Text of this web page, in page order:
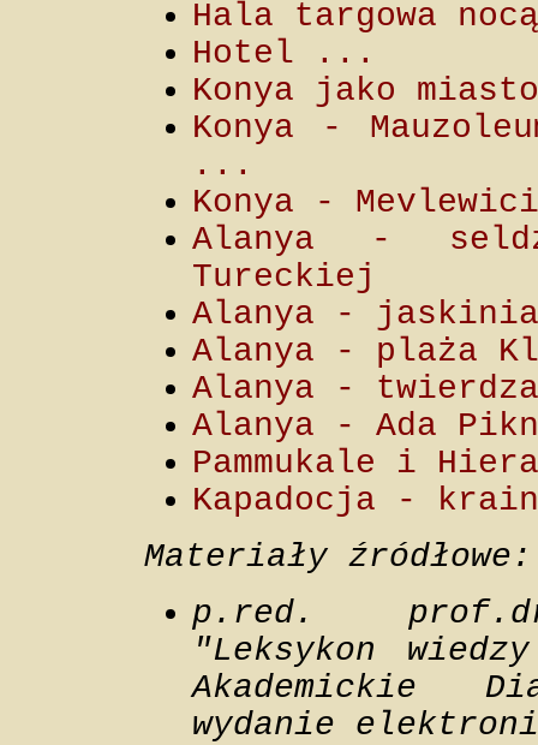
Hala targowa
Hotel ...
Konya jako miasto
Konya -
...
Konya -
Alanya -
Tureckiej
Alanya - jaskinia
Alanya - plaża
Alanya -
Alanya - Ada
Pammukale i
Kapadocja -
Materiały źródłowe:
p.red.
"Leksykon
Akademickie
wydanie